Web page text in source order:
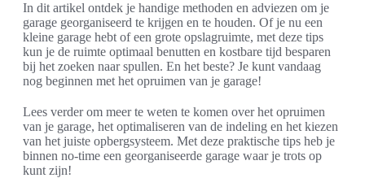
In dit artikel ontdek je handige methoden en adviezen om je
garage georganiseerd te krijgen en te houden. Of je nu een
kleine garage hebt of een grote opslagruimte, met deze tips
kun je de ruimte optimaal benutten en kostbare tijd besparen
bij het zoeken naar spullen. En het beste? Je kunt vandaag
nog beginnen met het opruimen van je garage!
Lees verder om meer te weten te komen over het opruimen
van je garage, het optimaliseren van de indeling en het kiezen
van het juiste opbergsysteem. Met deze praktische tips heb je
binnen no-time een georganiseerde garage waar je trots op
kunt zijn!